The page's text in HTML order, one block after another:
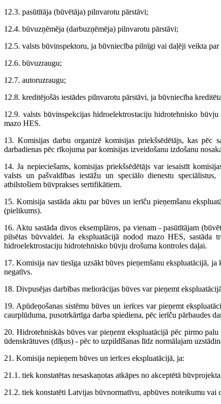
12.3. pasūtītāja (būvētāja) pilnvarotu pārstāvi;
12.4. būvuzņēmēja (darbuzņēmēja) pilnvarotu pārstāvi;
12.5. valsts būvinspektoru, ja būvniecība pilnīgi vai daļēji veikta
12.6. būvuzraugu;
12.7. autoruzraugu;
12.8. kreditējošās iestādes pilnvarotu pārstāvi, ja būvniecība
12.9. valsts būvinspekcijas hidroelektrostaciju hidrotehnisko
mazo HES.
13. Komisijas darbu organizē komisijas priekšsēdētājs, kas pēc
darbadienas pēc rīkojuma par komisijas izveidošanu izdošanu
14. Ja nepieciešams, komisijas priekšsēdētājs var iesaistīt
valsts un pašvaldības iestāžu un speciālo dienestu
atbilstošiem būvprakses sertifikātiem.
15. Komisija sastāda aktu par būves un ierīču pieņemšanu
(pielikums).
16. Aktu sastāda divos eksemplāros, pa vienam - pasūtītājam
pilsētas būvvaldei. Ja ekspluatācijā nodod mazo HES, sastāda
hidroelektrostaciju hidrotehnisko būvju drošuma kontroles daļai.
17. Komisija nav tiesīga uzsākt būves pieņemšanu ekspluatācijā,
negatīvs.
18. Divpusējas darbības meliorācijas būves var pieņemt
19. Apūdeņošanas sistēmu būves un ierīces var pieņemt
caurplūduma, pusotrkārtīga darba spiediena, pēc ierīču pārbaudes
20. Hidrotehniskās būves var pieņemt ekspluatācijā pēc pirmo
ūdenskrātuves (dīķus) - pēc to uzpildīšanas līdz normālajam
21. Komisija nepieņem būves un ierīces ekspluatācijā, ja:
21.1. tiek konstatētas nesaskaņotas atkāpes no akceptētā
21.2. tiek konstatēti Latvijas būvnormatīvu, apbūves noteikumu vai